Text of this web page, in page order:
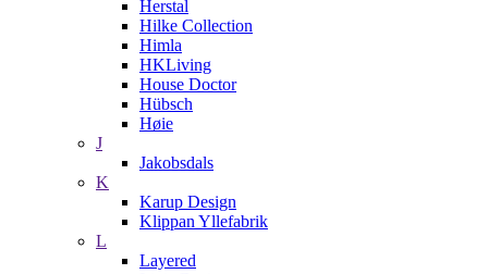
Herstal
Hilke Collection
Himla
HKLiving
House Doctor
Hübsch
Høie
J
Jakobsdals
K
Karup Design
Klippan Yllefabrik
L
Layered